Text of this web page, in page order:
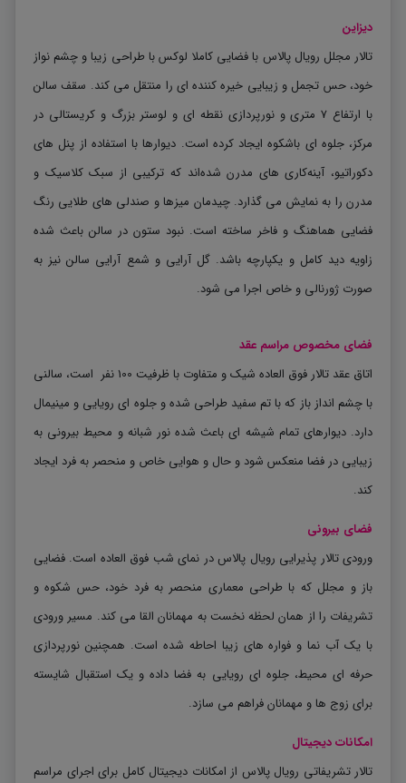
دیزاین
تالار مجلل رویال پالاس با فضایی کاملا لوکس با طراحی زیبا و چشم ‌نواز
خود، حس تجمل و زیبایی خیره ‌کننده‌ ای را منتقل می‌ کند. سقف سالن
با ارتفاع 7 متری و نورپردازی نقطه ‌ای و لوستر بزرگ و کریستالی در
مرکز، جلوه ‌ای باشکوه ایجاد کرده است. دیوارها با استفاده از پنل های
دکوراتیو، آینه‌کاری ‌های مدرن شده‌اند که ترکیبی از سبک کلاسیک و
مدرن را به نمایش می‌ گذارد. چیدمان میزها و صندلی ‌های طلایی ‌رنگ
فضایی هماهنگ و فاخر ساخته است. نبود ستون در سالن باعث شده
زاویه دید کامل و یکپارچه باشد. گل آرایی و شمع آرایی سالن نیز به
صورت ژورنالی و خاص اجرا می شود.
فضای مخصوص مراسم عقد
اتاق عقد تالار فوق‌ العاده شیک و متفاوت با ظرفیت 100 نفر است، سالنی
با چشم ‌انداز باز که با تم سفید طراحی شده و جلوه‌ ای رویایی و مینیمال
دارد. دیوارهای تمام ‌شیشه ‌ای باعث شده نور شبانه و محیط بیرونی به
زیبایی در فضا منعکس شود و حال ‌و هوایی خاص و منحصر ‌به ‌فرد ایجاد
کند.
فضای بیرونی
ورودی تالار پذیرایی رویال پالاس در نمای شب فوق ‌العاده است. فضایی
باز و مجلل که با طراحی معماری منحصر به ‌فرد خود، حس شکوه و
تشریفات را از همان لحظه نخست به مهمانان القا می ‌کند. مسیر ورودی
با یک آب‌ نما و فواره های زیبا احاطه شده است. همچنین نورپردازی
حرفه ‌ای محیط، جلوه ‌ای رویایی به فضا داده و یک استقبال شایسته
برای زوج ‌ها و مهمانان فراهم می ‌سازد.
امکانات دیجیتال
تالار تشریفاتی رویال پالاس از امکانات دیجیتال کامل برای اجرای مراسم